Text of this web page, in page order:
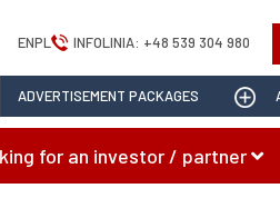
ENPL INFOLINIA: +48 539 304 980
ADVERTISEMENT PACKAGES
for an investor / partner